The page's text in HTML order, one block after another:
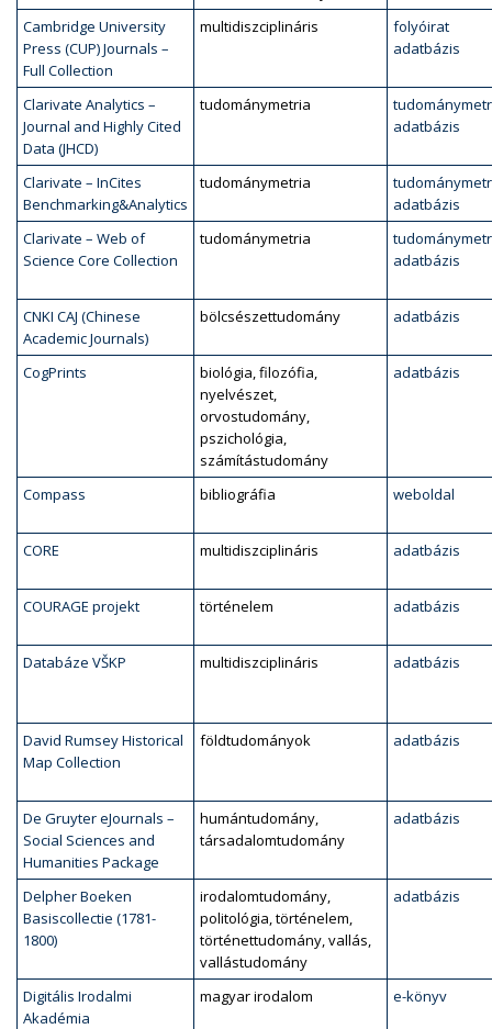
Cambridge University
Press (CUP) Journals –
Full Collection
multidiszciplináris
folyóirat
adatbázis
Clarivate Analytics –
Journal and Highly Cited
Data (JHCD)
tudománymetria
adatbázis
Clarivate – InCites
Benchmarking&Analytics
tudománymetria
adatbázis
Clarivate – Web of
Science Core Collection
tudománymetria
adatbázis
CNKI CAJ (Chinese
Academic Journals)
bölcsészettudomány adatbázis
CogPrints
biológia, filozófia,
nyelvészet,
orvostudomány,
pszichológia,
számítástudomány
adatbázis
Compass bibliográfia weboldal
CORE multidiszciplináris adatbázis
COURAGE projekt történelem adatbázis
Databáze VŠKP multidiszciplináris adatbázis
David Rumsey Historical
Map Collection
földtudományok adatbázis
De Gruyter eJournals –
Social Sciences and
Humanities Package
humántudomány,
társadalomtudomány
adatbázis
Delpher Boeken
Basiscollectie (1781-
1800)
irodalomtudomány,
politológia, történelem,
történettudomány, vallás,
vallástudomány
adatbázis
Digitális Irodalmi
Akadémia
magyar irodalom e-könyv